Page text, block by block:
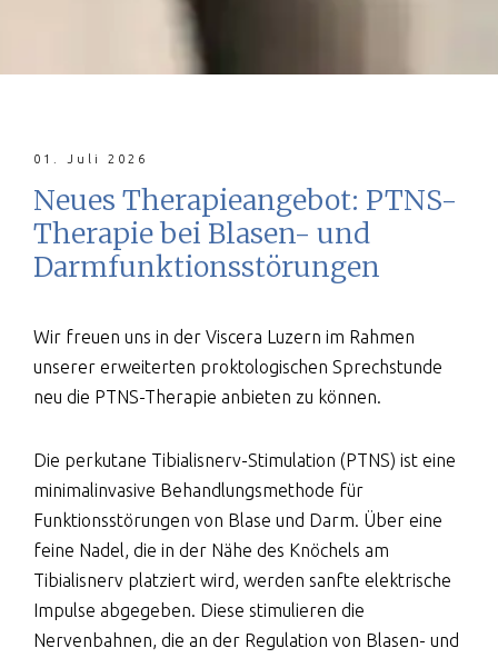
01. Juli 2026
Neues Therapieangebot: PTNS-
Therapie bei Blasen- und
Darmfunktionsstörungen
Wir freuen uns in der Viscera Luzern im Rahmen
unserer erweiterten proktologischen Sprechstunde
neu die PTNS-Therapie anbieten zu können.
Die perkutane Tibialisnerv-Stimulation (PTNS) ist eine
minimalinvasive Behandlungsmethode für
Funktionsstörungen von Blase und Darm. Über eine
feine Nadel, die in der Nähe des Knöchels am
Tibialisnerv platziert wird, werden sanfte elektrische
Impulse abgegeben. Diese stimulieren die
Nervenbahnen, die an der Regulation von Blasen- und